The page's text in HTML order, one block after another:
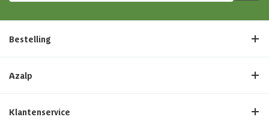
Bestelling
Azalp
Klantenservice